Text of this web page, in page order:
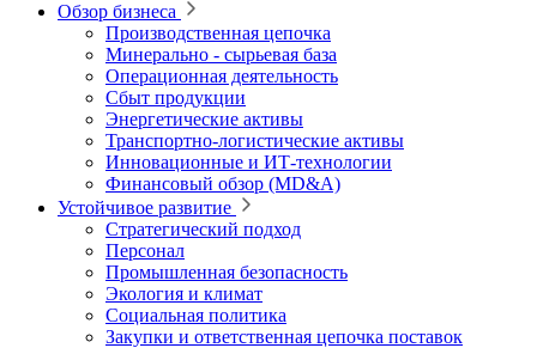
Обзор бизнеса
Производственная цепочка
Минерально ‑ сырьевая база
Операционная деятельность
Сбыт продукции
Энергетические активы
Транспортно-логистические активы
Инновационные и ИТ‑технологии
Финансовый обзор (MD&A)
Устойчивое развитие
Стратегический подход
Персонал
Промышленная безопасность
Экология и климат
Социальная политика
Закупки и ответственная цепочка поставок